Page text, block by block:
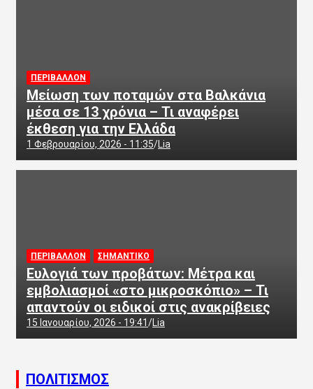
ΠΕΡΙΒΑΛΛΟΝ
Μείωση των ποταμών στα Βαλκάνια
μέσα σε 13 χρόνια – Τι αναφέρει
έκθεση για την Ελλάδα
1 Φεβρουαρίου, 2026 - 11:35 Lia
ΠΕΡΙΒΑΛΛΟΝ ΣΗΜΑΝΤΙΚΟ
Ευλογιά των προβάτων: Μέτρα και
εμβολιασμοί «στο μικροσκόπιο» – Τι
απαντούν οι ειδικοί στις ανακρίβειες
15 Ιανουαρίου, 2026 - 19:41 Lia
ΠΟΛΙΤΙΣΜΟΣ